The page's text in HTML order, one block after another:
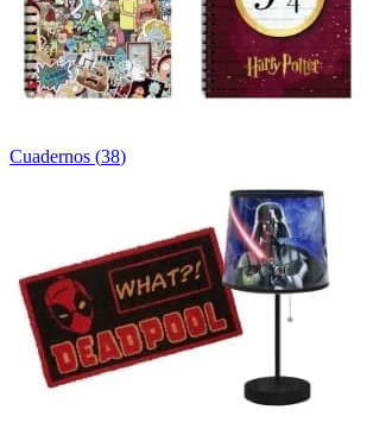
Cuadernos (38)